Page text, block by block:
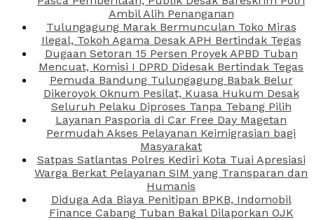
Ambil Alih Penanganan
Tulungagung Marak Bermunculan Toko Miras
Ilegal, Tokoh Agama Desak APH Bertindak Tegas
Dugaan Setoran 15 Persen Proyek APBD Tuban
Mencuat, Komisi I DPRD Didesak Bertindak Tegas
Pemuda Bandung Tulungagung Babak Belur
Dikeroyok Oknum Pesilat, Kuasa Hukum Desak
Seluruh Pelaku Diproses Tanpa Tebang Pilih
Layanan Pasporia di Car Free Day Magetan
Permudah Akses Pelayanan Keimigrasian bagi
Masyarakat
Satpas Satlantas Polres Kediri Kota Tuai Apresiasi
Warga Berkat Pelayanan SIM yang Transparan dan
Humanis
Diduga Ada Biaya Penitipan BPKB, Indomobil
Finance Cabang Tuban Bakal Dilaporkan OJK